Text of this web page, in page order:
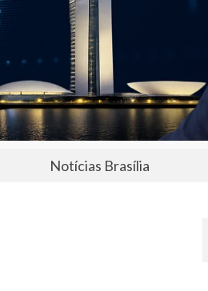
Notícias Brasília